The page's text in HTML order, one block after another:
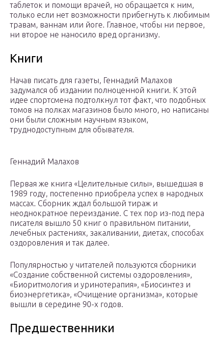
таблеток и помощи врачей, но обращается к ним,
только если нет возможности прибегнуть к любимым
травам, ваннам или йоге. Главное, чтобы ни первое,
ни второе не наносило вред организму.
Книги
Начав писать для газеты, Геннадий Малахов
задумался об издании полноценной книги. К этой
идее спортсмена подтолкнул тот факт, что подобных
томов на полках магазинов было много, но написаны
они были сложным научным языком,
труднодоступным для обывателя.
Геннадий Малахов
Первая же книга «Целительные силы», вышедшая в
1989 году, постепенно приобрела успех в народных
массах. Сборник ждал большой тираж и
неоднократное переиздание. С тех пор из-под пера
писателя вышло 50 книг о правильном питании,
лечебных растениях, закаливании, диетах, способах
оздоровления и так далее.
Популярностью у читателей пользуются сборники
«Создание собственной системы оздоровления»,
«Биоритмология и уринотерапия», «Биосинтез и
биоэнергетика», «Очищение организма», которые
вышли в середине 90-х годов.
Предшественники